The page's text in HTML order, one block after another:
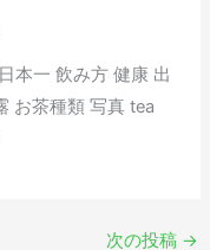
次の投稿 →